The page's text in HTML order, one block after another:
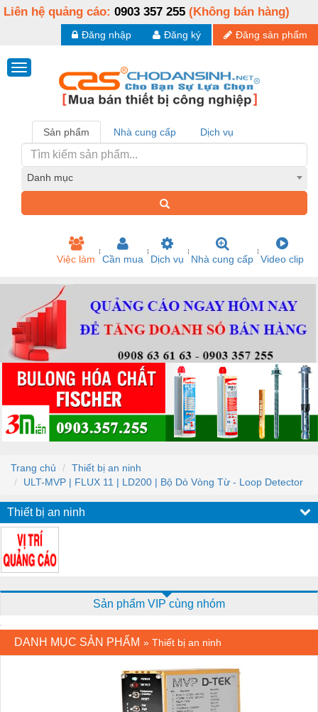
Liên hệ quảng cáo: 0903 357 255 (Không bán hàng)
Đăng sản phẩm
Đăng ký
Đăng nhập
Sản phẩm Nhà cung cấp Dịch vụ
Danh mục
Việc làm Cần mua Dịch vụ Nhà cung cấp Video clip
Trang chủ
Thiết bị an ninh
ULT-MVP | FLUX 11 | LD200 | Bộ Dò Vòng Từ - Loop Detector
Thiết bị an ninh
Sản phẩm VIP cùng nhóm
DANH MỤC SẢN PHẨM » Thiết bị an ninh